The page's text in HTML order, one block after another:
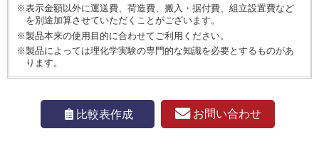
※表示金額以外に運送費、荷造費、搬入・据付費、組立設置費など
を別途加算させていただくことがございます。
※製品本来の使用目的に合わせてご利用ください。
※製品によっては理化学実験の専門的な知識を必要とするものがあ
ります。
比較表作成 お問い合わせ